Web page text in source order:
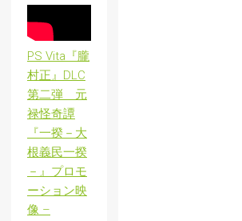
PS Vita『朧
村正』DLC
第二弾 元
禄怪奇譚
『一揆－大
根義民一揆
－』プロモ
ーション映
像 –